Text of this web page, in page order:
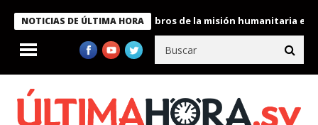
NOTICIAS DE ÚLTIMA HORA
Bukele condecora a miembros de la misión humanitaria enviada